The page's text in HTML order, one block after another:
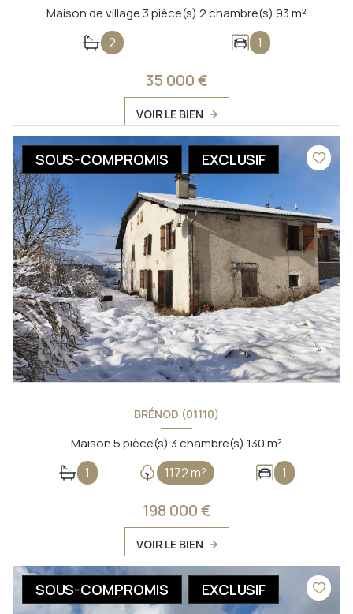
Maison de village 3 pièce(s) 2 chambre(s) 93 m²
2 1
35 000 €
VOIR LE BIEN
SOUS-COMPROMIS EXCLUSIF
BRÉNOD (01110)
Maison 5 pièce(s) 3 chambre(s) 130 m²
1 1172 m² 1
198 000 €
VOIR LE BIEN
SOUS-COMPROMIS EXCLUSIF